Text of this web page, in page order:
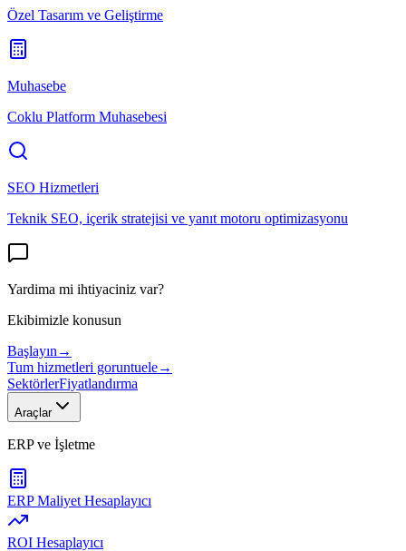
Özel Tasarım ve Geliştirme
Muhasebe
Coklu Platform Muhasebesi
SEO Hizmetleri
Teknik SEO, içerik stratejisi ve yanıt motoru optimizasyonu
Yardima mi ihtiyaciniz var?
Ekibimizle konusun
Başlayın →
Tum hizmetleri goruntuele→
SektörlerFiyatlandırma
Araçlar
ERP ve İşletme
ERP Maliyet Hesaplayıcı
ROI Hesaplayıcı